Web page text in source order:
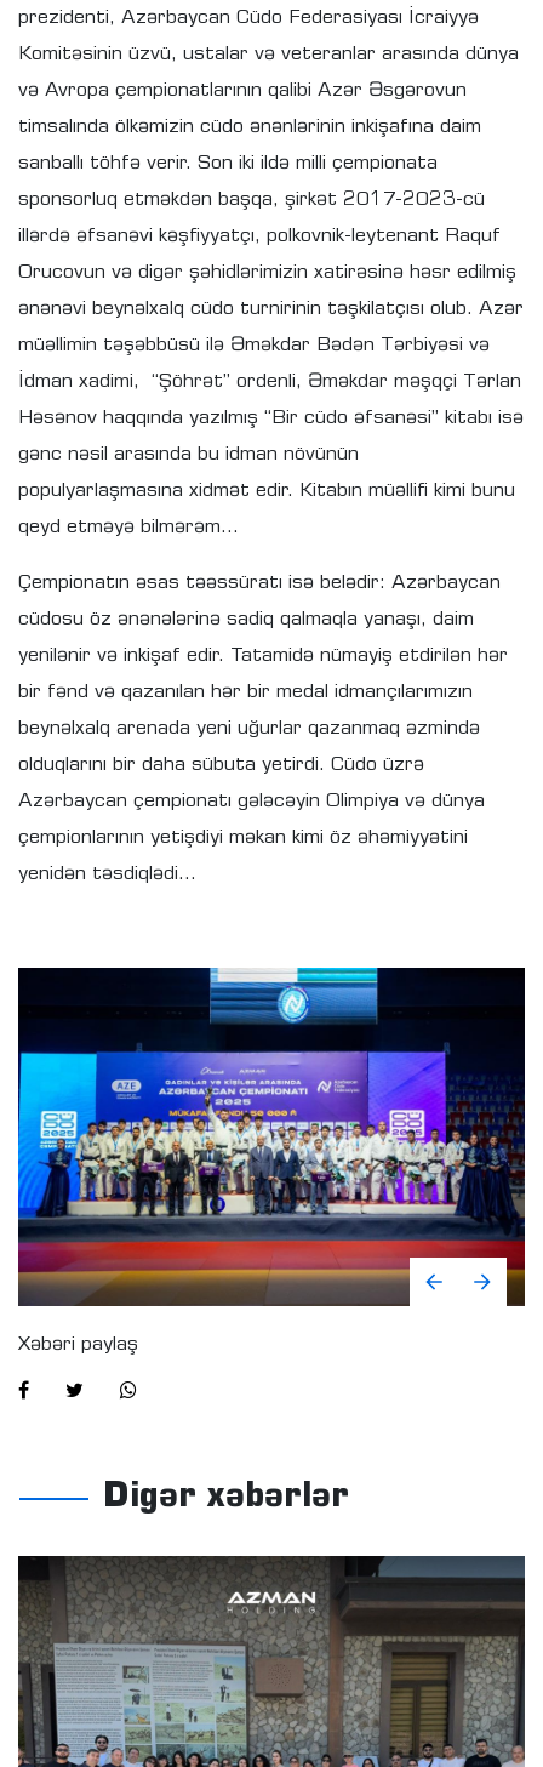
prezidenti, Azərbaycan Cüdo Federasiyası İcraiyyə
Komitəsinin üzvü, ustalar və veteranlar arasında dünya
və Avropa çempionatlarının qalibi Azər Əsgərovun
timsalında ölkəmizin cüdo ənənlərinin inkişafına daim
sanballı töhfə verir. Son iki ildə milli çempionata
sponsorluq etməkdən başqa, şirkət 2017-2023-cü
illərdə əfsanəvi kəşfiyyatçı, polkovnik-leytenant Raquf
Orucovun və digər şəhidlərimizin xatirəsinə həsr edilmiş
ənənəvi beynəlxalq cüdo turnirinin təşkilatçısı olub. Azər
müəllimin təşəbbüsü ilə Əməkdar Bədən Tərbiyəsi və
İdman xadimi, “Şöhrət” ordenli, Əməkdar məşqçi Tərlan
Həsənov haqqında yazılmış “Bir cüdo əfsanəsi” kitabı isə
gənc nəsil arasında bu idman növünün
populyarlaşmasına xidmət edir. Kitabın müəllifi kimi bunu
qeyd etməyə bilmərəm...
Çempionatın əsas təəssüratı isə belədir: Azərbaycan
cüdosu öz ənənələrinə sadiq qalmaqla yanaşı, daim
yenilənir və inkişaf edir. Tatamidə nümayiş etdirilən hər
bir fənd və qazanılan hər bir medal idmançılarımızın
beynəlxalq arenada yeni uğurlar qazanmaq əzmində
olduqlarını bir daha sübuta yetirdi. Cüdo üzrə
Azərbaycan çempionatı gələcəyin Olimpiya və dünya
çempionlarının yetişdiyi məkan kimi öz əhəmiyyətini
yenidən təsdiqlədi...
Xəbəri paylaş
Digər xəbərlər